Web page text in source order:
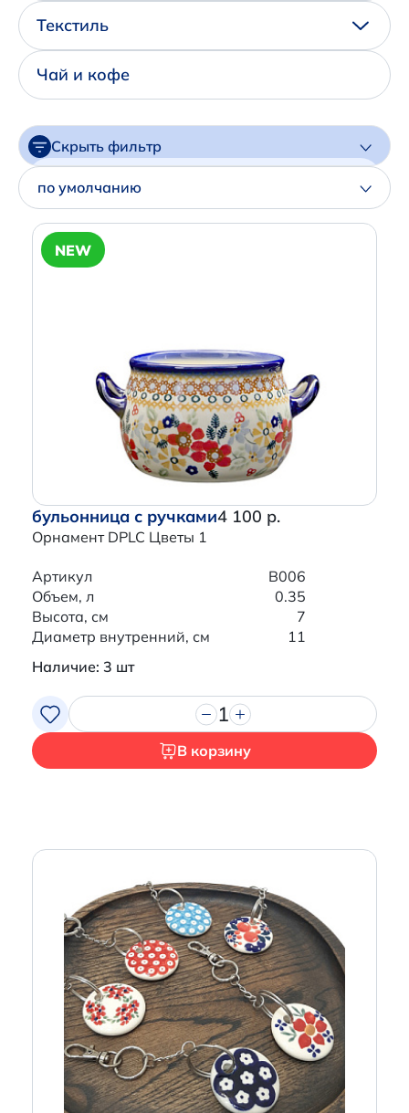
Написать нам в Телеграм
+7 (925) 294-91-85
,
+7 (926) 702-09-76
Текстиль
Чай и кофе
Скрыть фильтр
Артикул
Производитель
по умолчанию
NEW
бульонница с ручками
Орнамент DPLC Цветы 1
4 100 р.
Артикул
B006
Объем, л
0.35
Высота, см
7
Диаметр внутренний, см
11
Наличие: 3 шт
1
В корзину